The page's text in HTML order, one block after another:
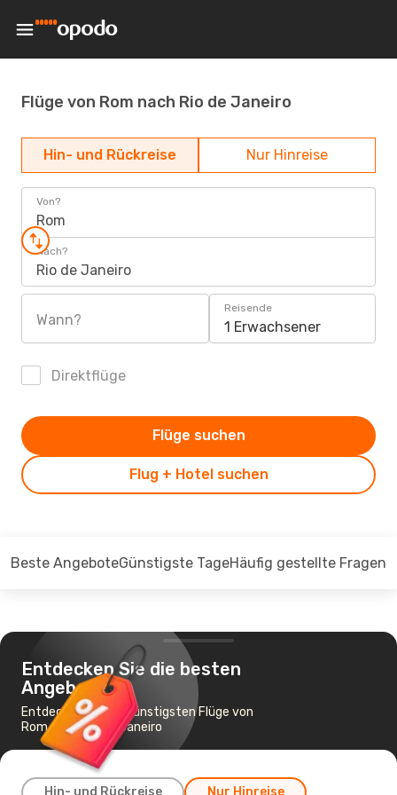
Flüge von Rom nach Rio de Janeiro
Hin- und Rückreise Nur Hinreise
Von?
Rom
Nach?
Rio de Janeiro
Wann?
Reisende
1 Erwachsener
Direktflüge
Flug + Hotel suchen
Flüge suchen
Beste AngeboteGünstigste TageHäufig gestellte Fragen
Entdecken Sie die besten
Angebote
Entdecken Sie die günstigsten Flüge von
Rom nach Rio de Janeiro
Hin- und Rückreise Nur Hinreise